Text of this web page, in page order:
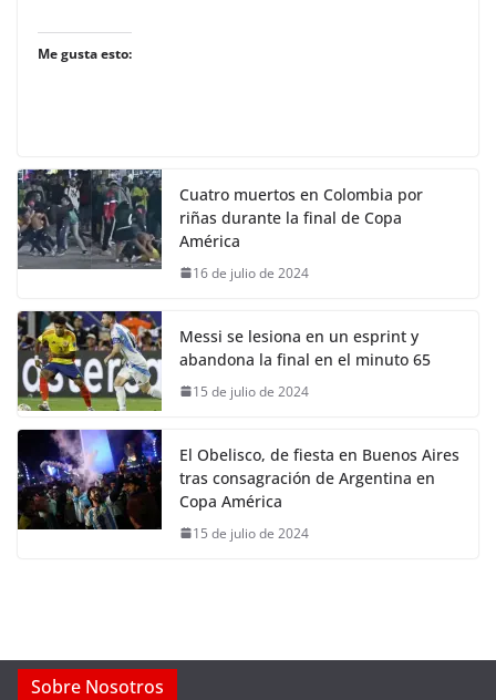
Me gusta esto:
Cuatro muertos en Colombia por
riñas durante la final de Copa
América
16 de julio de 2024
Messi se lesiona en un esprint y
abandona la final en el minuto 65
15 de julio de 2024
El Obelisco, de fiesta en Buenos Aires
tras consagración de Argentina en
Copa América
15 de julio de 2024
Sobre Nosotros